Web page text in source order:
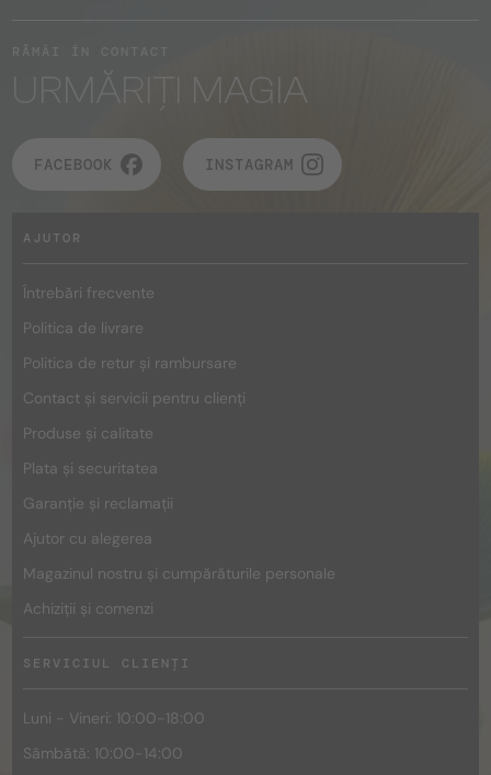
URMĂRIȚI MAGIA
FACEBOOK INSTAGRAM
AJUTOR
Întrebări frecvente
Politica de livrare
Politica de retur și rambursare
Contact și servicii pentru clienți
Produse și calitate
Plata și securitatea
Garanție și reclamații
Ajutor cu alegerea
Magazinul nostru și cumpărăturile personale
Achiziții și comenzi
SERVICIUL CLIENȚI
Luni - Vineri: 10:00-18:00
Sâmbătă: 10:00-14:00